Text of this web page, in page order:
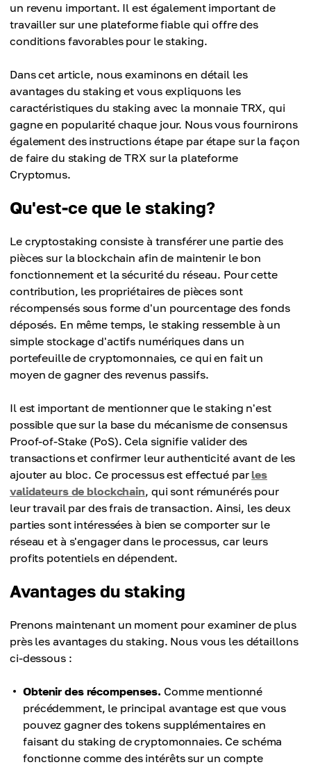
un revenu important. Il est également important de
travailler sur une plateforme fiable qui offre des
conditions favorables pour le staking.
Dans cet article, nous examinons en détail les
avantages du staking et vous expliquons les
caractéristiques du staking avec la monnaie TRX, qui
gagne en popularité chaque jour. Nous vous fournirons
également des instructions étape par étape sur la façon
de faire du staking de TRX sur la plateforme
Cryptomus.
Qu'est-ce que le staking?
Le cryptostaking consiste à transférer une partie des
pièces sur la blockchain afin de maintenir le bon
fonctionnement et la sécurité du réseau. Pour cette
contribution, les propriétaires de pièces sont
récompensés sous forme d'un pourcentage des fonds
déposés. En même temps, le staking ressemble à un
simple stockage d'actifs numériques dans un
portefeuille de cryptomonnaies, ce qui en fait un
moyen de gagner des revenus passifs.
Il est important de mentionner que le staking n'est
possible que sur la base du mécanisme de consensus
Proof-of-Stake (PoS). Cela signifie valider des
transactions et confirmer leur authenticité avant de les
ajouter au bloc. Ce processus est effectué par les
validateurs de blockchain, qui sont rémunérés pour
leur travail par des frais de transaction. Ainsi, les deux
parties sont intéressées à bien se comporter sur le
réseau et à s'engager dans le processus, car leurs
profits potentiels en dépendent.
Avantages du staking
Prenons maintenant un moment pour examiner de plus
près les avantages du staking. Nous vous les détaillons
ci-dessous :
Obtenir des récompenses. Comme mentionné
précédemment, le principal avantage est que vous
pouvez gagner des tokens supplémentaires en
faisant du staking de cryptomonnaies. Ce schéma
fonctionne comme des intérêts sur un compte